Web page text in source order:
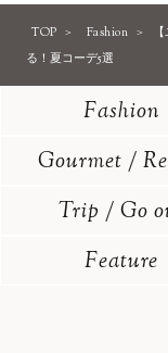
TOP Fashion
る！夏コーデ5選
Fashion
Gourmet /
Trip / Go
Feature